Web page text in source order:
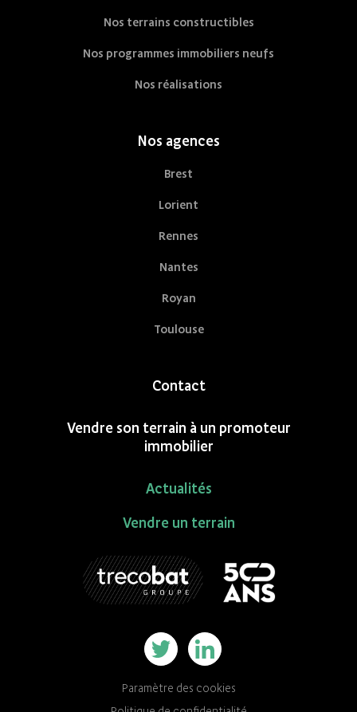
Nos terrains constructibles
Nos programmes immobiliers neufs
Nos réalisations
Nos agences
Brest
Lorient
Rennes
Nantes
Royan
Toulouse
Contact
Vendre son terrain à un promoteur
immobilier
Actualités
Vendre un terrain
Paramètre des cookies